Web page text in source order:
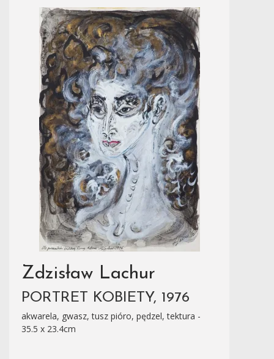
Zdzisław Lachur
PORTRET KOBIETY, 1976
akwarela, gwasz, tusz pióro, pędzel, tektura -
35.5 x 23.4cm